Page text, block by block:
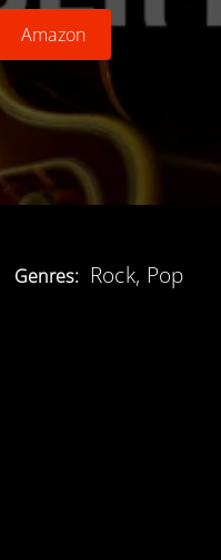
Amazon
Genres: Rock, Pop